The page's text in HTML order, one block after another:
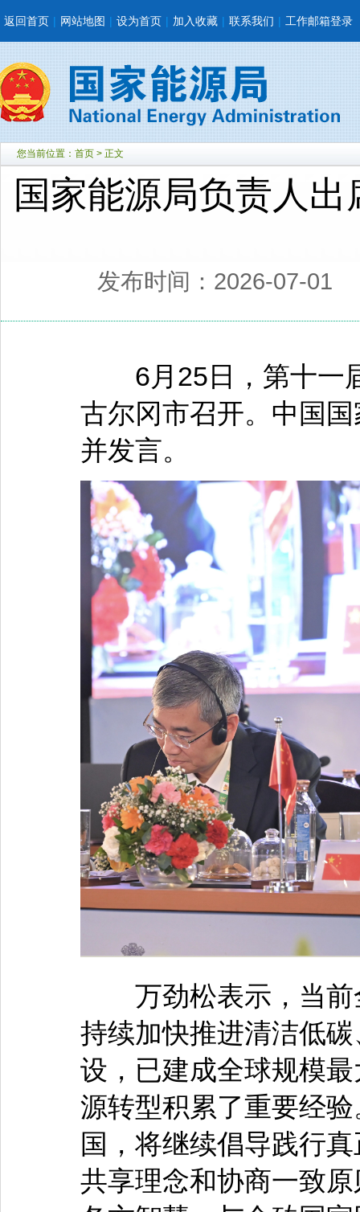
返回首页 | 网站地图 | 设为首页 | 加入收藏 | 联系我们 | 工作邮箱登录
您当前位置： 首页 > 正文
国家能源局负责人
发布时间：2026-07-01
6月25日，第十一
古尔冈市召开。中国
并发言。
万劲松表示，当前
持续加快推进清洁低
设，已建成全球规模
源转型积累了重要经
国，将继续倡导践行
共享理念和协商一致